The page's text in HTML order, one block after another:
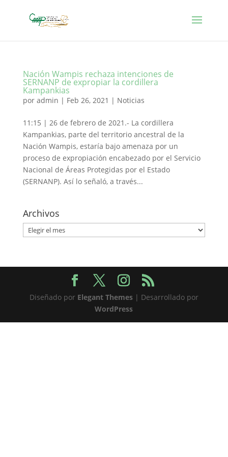
Nación Wampis rechaza intenciones de
SERNANP de expropiar la cordillera
Kampankias
por admin | Feb 26, 2021 | Noticias
11:15 | 26 de febrero de 2021.- La cordillera
Kampankias, parte del territorio ancestral de la
Nación Wampis, estaría bajo amenaza por un
proceso de expropiación encabezado por el Servicio
Nacional de Áreas Protegidas por el Estado
(SERNANP). Así lo señaló, a través...
Archivos
Archivos
Diseñado por Elegant Themes| Desarrollado por
WordPress